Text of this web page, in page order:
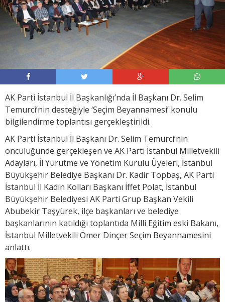
AK Parti İstanbul İl Başkanlığı’nda İl Başkanı Dr. Selim
Temurci’nin desteğiyle ‘Seçim Beyannamesi’ konulu
bilgilendirme toplantısı gerçekleştirildi.
AK Parti İstanbul İl Başkanı Dr. Selim Temurci’nin
öncülüğünde gerçekleşen ve AK Parti İstanbul Milletvekili
Adayları, İl Yürütme ve Yönetim Kurulu Üyeleri, İstanbul
Büyükşehir Belediye Başkanı Dr. Kadir Topbaş, AK Parti
İstanbul İl Kadın Kolları Başkanı İffet Polat, İstanbul
Büyükşehir Belediyesi AK Parti Grup Başkan Vekili
Abubekir Taşyürek, ilçe başkanları ve belediye
başkanlarının katıldığı toplantıda Milli Eğitim eski Bakanı,
İstanbul Milletvekili Ömer Dinçer Seçim Beyannamesini
anlattı.